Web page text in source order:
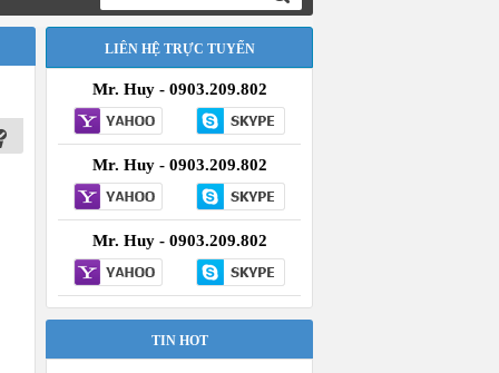
LIÊN HỆ TRỰC TUYẾN
Mr. Huy - 0903.209.802
Mr. Huy - 0903.209.802
Mr. Huy - 0903.209.802
TIN HOT